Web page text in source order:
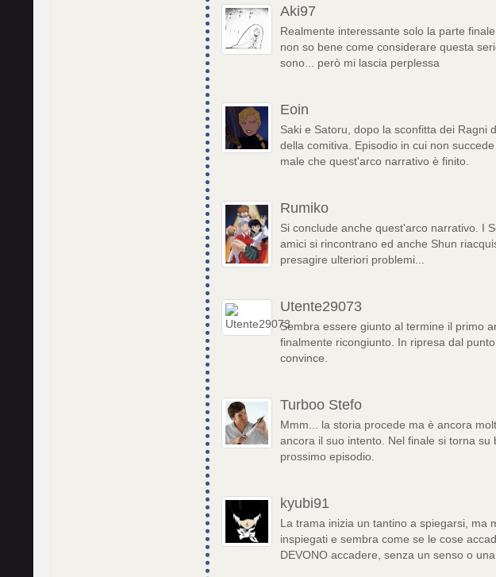
Aki97
Realmente interessante solo la parte
non so bene come considerare questa
sono... però mi lascia perplessa
Eoin
Saki e Satoru, dopo la sconfitta dei Ragni
della comitiva. Episodio in cui non
male che quest'arco narrativo è finito.
Rumiko
Si conclude anche quest'arco narrativo. I
amici si rincontrano ed anche Shun
presagire ulteriori problemi...
Utente29073
Sembra essere giunto al termine il primo
finalmente ricongiunto. In ripresa dal
convince.
Turboo Stefo
Mmm... la storia procede ma è ancora
ancora il suo intento. Nel finale si torna
prossimo episodio.
kyubi91
La trama inizia un tantino a spiegarsi, ma
inspiegati e sembra come se le cose
DEVONO accadere, senza un senso o una